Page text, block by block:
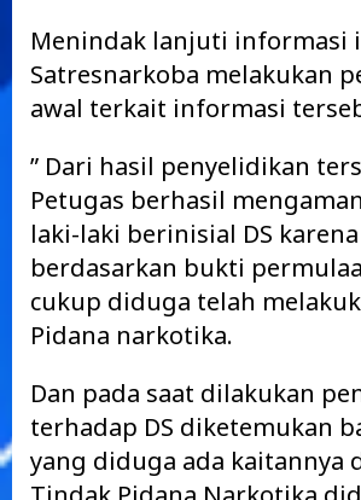
Menindak lanjuti informasi
Satresnarkoba melakukan
awal terkait informasi
” Dari hasil penyelidikan
Petugas berhasil
laki-laki berinisial DS karena
berdasarkan bukti
cukup diduga telah
Pidana narkotika.
Dan pada saat dilakukan
terhadap DS diketemukan
yang diduga ada kaitannya